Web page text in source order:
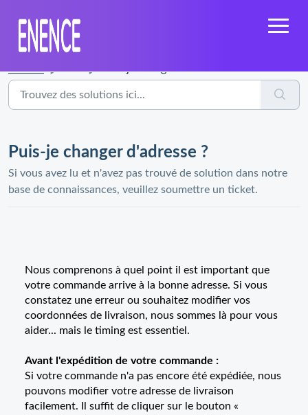
Puis-je changer d'adresse ?
Si vous avez lu et n'avez pas trouvé de solution dans notre
base de connaissances, veuillez soumettre un ticket.
Nous comprenons à quel point il est important que
votre commande arrive à la bonne adresse. Si vous
constatez une erreur ou souhaitez modifier vos
coordonnées de livraison, nous sommes là pour vous
aider... mais le timing est essentiel.
Avant l'expédition de votre commande :
Si votre commande n'a pas encore été expédiée, nous
pouvons modifier votre adresse de livraison
facilement. Il suffit de cliquer sur le bouton «